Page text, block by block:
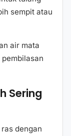
sempit atau
air mata
Sering
dengan